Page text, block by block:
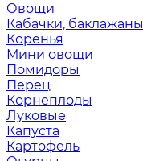
Овощи
Кабачки, баклажаны
Коренья
Мини овощи
Помидоры
Перец
Корнеплоды
Луковые
Капуста
Картофель